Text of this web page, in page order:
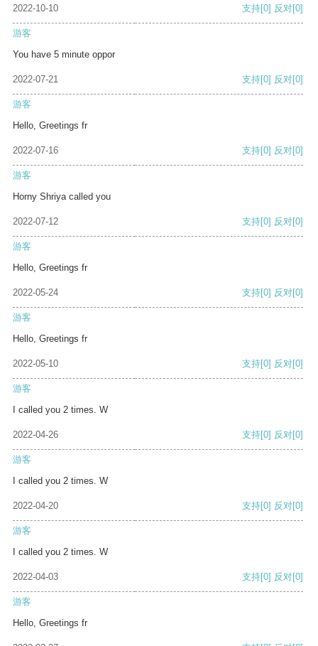
2022-10-10 支持[0] 反对[0]
游客
You have 5 minute oppor
2022-07-21 支持[0] 反对[0]
游客
Hello, Greetings fr
2022-07-16 支持[0] 反对[0]
游客
Horny Shriya called you
2022-07-12 支持[0] 反对[0]
游客
Hello, Greetings fr
2022-05-24 支持[0] 反对[0]
游客
Hello, Greetings fr
2022-05-10 支持[0] 反对[0]
游客
I called you 2 times. W
2022-04-26 支持[0] 反对[0]
游客
I called you 2 times. W
2022-04-20 支持[0] 反对[0]
游客
I called you 2 times. W
2022-04-03 支持[0] 反对[0]
游客
Hello, Greetings fr